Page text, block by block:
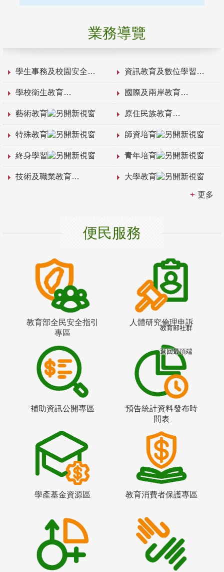
業務導覽
學生事務及校園安全 資訊教育及數位學習
學校衛生教育 國際及兩岸教育
藝術教育 原住民族教育
特殊教育 師資培育
終身學習 青年培育
技術及職業教育 大學教育
更多
便民服務
教育部全民安全指引
專區
人體研究倫理申訴
補助資訊公開專區
預告統計資料發布時
間表
學產基金資源區 教育消費者保護專區
教育部社群
返回最頂端